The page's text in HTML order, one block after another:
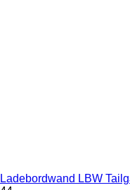
Ladebordwand LBW